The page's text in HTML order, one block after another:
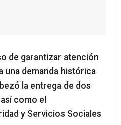
de garantizar atención
una demanda histórica
la entrega de dos
como el
y Servicios Sociales